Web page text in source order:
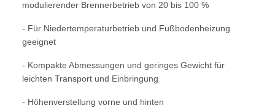
modulierender Brennerbetrieb von 20 bis 100 %
- Für Niedertemperaturbetrieb und Fußbodenheizung
geeignet
- Kompakte Abmessungen und geringes Gewicht für
leichten Transport und Einbringung
- Höhenverstellung vorne und hinten